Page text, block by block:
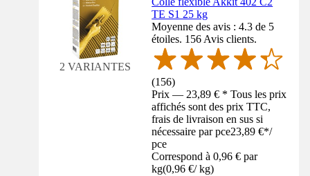
2 VARIANTES
TE S1 25 kg
Moyenne des avis : 4.3 de 5
étoiles. 156 Avis clients.
(156)
Prix — 23,89 € * Tous les prix
affichés sont des prix TTC,
frais de livraison en sus si
nécessaire par pce23,89 €*/
pce
Correspond à 0,96 € par
kg(0,96 €/ kg)